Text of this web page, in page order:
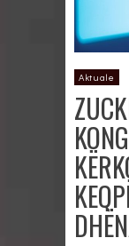
Aktuale